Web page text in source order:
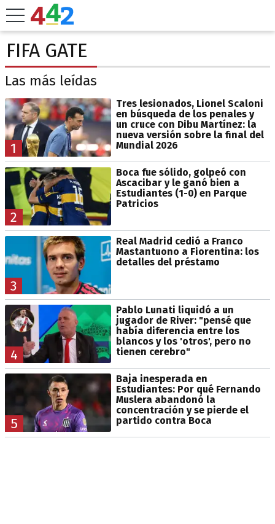
FIFA GATE
Las más leídas
1
Tres lesionados, Lionel Scaloni
en búsqueda de los penales y
un cruce con Dibu Martínez: la
nueva versión sobre la final del
Mundial 2026
2
Boca fue sólido, golpeó con
Ascacibar y le ganó bien a
Estudiantes (1-0) en Parque
Patricios
3
Real Madrid cedió a Franco
Mastantuono a Fiorentina: los
detalles del préstamo
4
Pablo Lunati liquidó a un
jugador de River: "pensé que
había diferencia entre los
blancos y los 'otros', pero no
tienen cerebro"
5
Baja inesperada en
Estudiantes: Por qué Fernando
Muslera abandonó la
concentración y se pierde el
partido contra Boca